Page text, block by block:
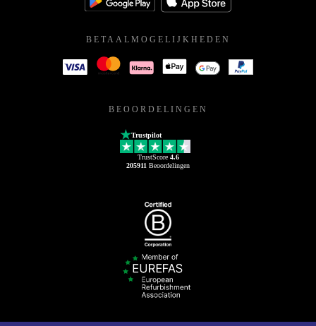
BETAALMOGELIJKHEDEN
BEOORDELINGEN
Trustpilot
TrustScore 4.6
205911 Beoordelingen